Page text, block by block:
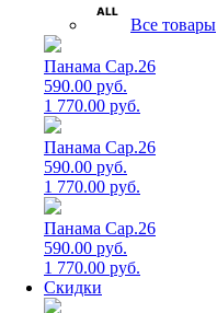
Все товары
Панама Cap.26
590.00 руб.
1 770.00 руб.
Панама Cap.26
590.00 руб.
1 770.00 руб.
Панама Cap.26
590.00 руб.
1 770.00 руб.
Скидки